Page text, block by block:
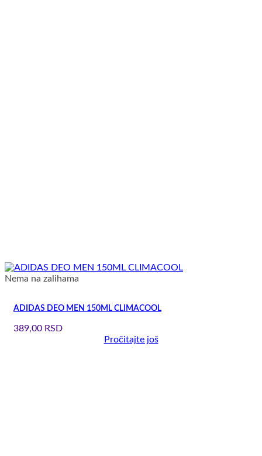
Nema na zalihama
ADIDAS DEO MEN 150ML CLIMACOOL
389,00 RSD
Pročitajte još